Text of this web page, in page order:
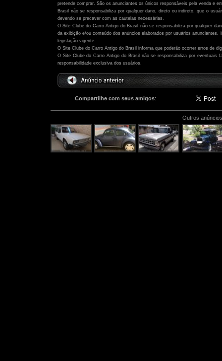
pretende comprar. São os anunciantes os únicos responsáveis pela venda e
Brasil não se responsabiliza por qualquer dano, direto ou indireto, que o
devendo se precaver com as cautelas necessárias.
O Site Clube do Carro Antigo do Brasil não se responsabiliza por qualquer
da exibição e/ou conteúdo dos anúncios elaborados por usuários
legislação vigente.
O Site Clube do Carro Antigo do Brasil informa que poderão ocorrer erros de
O Site Clube do Carro Antigo do Brasil não se responsabiliza por eventuais
responsabilidade exclusiva dos usuários.
Compartilhe com seus amigos:
Outros